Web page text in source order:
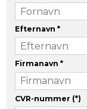
Efternavn *
Firmanavn *
CVR-nummer (*)